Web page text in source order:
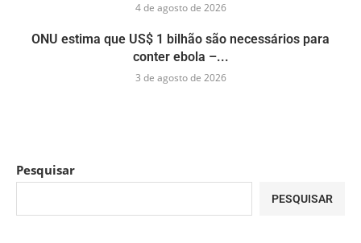
4 de agosto de 2026
ONU estima que US$ 1 bilhão são necessários para
conter ebola –...
3 de agosto de 2026
Pesquisar
PESQUISAR